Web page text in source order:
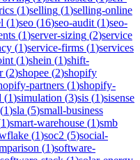
(1)selling (1)selling-online
(1)seo (16)seo-audit (1)seo-
(1)server-sizing (2)service
(1)service-firms (1)services
(1)shein (1)shift-
(2)shopee (2)shopify
partners (1)shopify-
(1)simulation (3)sis (1)sisense
(1)sla (5)small-business
1)smart-warehouse (1)smb
(1)soc2 (5)social-
(1)software-